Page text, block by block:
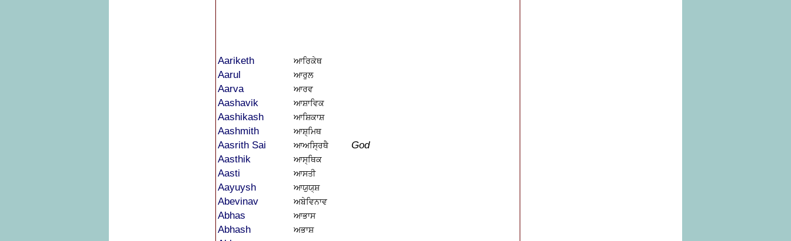
Aariketh ਆਰਿਕੇਥ
Aarul ਆਰੁਲ
Aarva ਆਰਵ
Aashavik ਆਸ਼ਾਵਿਕ
Aashikash ਆਸ਼ਿਕਾਸ਼
Aashmith ਆਸ਼੍ਮਿਥ
Aasrith Sai ਆਅਸ੍ਰਿਥੈ
God
Aasthik
ਆਸ੍ਥਿਕ
Aasti ਆਸਤੀ
Aayuysh ਆਯੁਯ੍ਸ਼
Abevinav ਅਬੇਵਿਨਾਵ
Abhas ਆਭਾਸ
Abhash ਅਭਾਸ਼